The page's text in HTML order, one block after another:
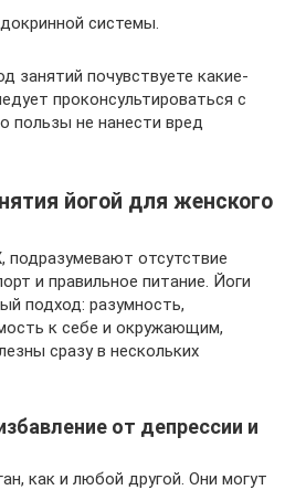
системы.
занятий почувствуете какие-
проконсультироваться с
пользы не нанести вред
йогой для женского
отсутствие
и правильное питание. Йоги
подход: разумность,
к себе и окружающим,
сразу в нескольких
от депрессии и
как и любой другой. Они могут